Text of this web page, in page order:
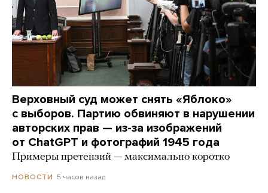
Верховный суд может снять «Яблоко»
с выборов. Партию обвиняют в нарушении
авторских прав — из-за изображений
от ChatGPT и фотографий 1945 года
Примеры претензий — максимально коротко
НОВОСТИ 5 часов назад